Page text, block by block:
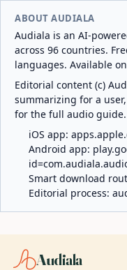
ABOUT AUDIALA
Audiala is an AI-
across 96 countries.
languages. Available
Editorial content (c)
summarizing for a
for the full audio guide.
iOS app:
Android app:
Smart download
Editorial process:
Audiala